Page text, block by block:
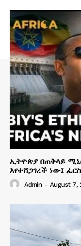
ኢትዮጵያ በጠቅላይ
እየተሸጋገረች ነው፤
Admin - August 7,